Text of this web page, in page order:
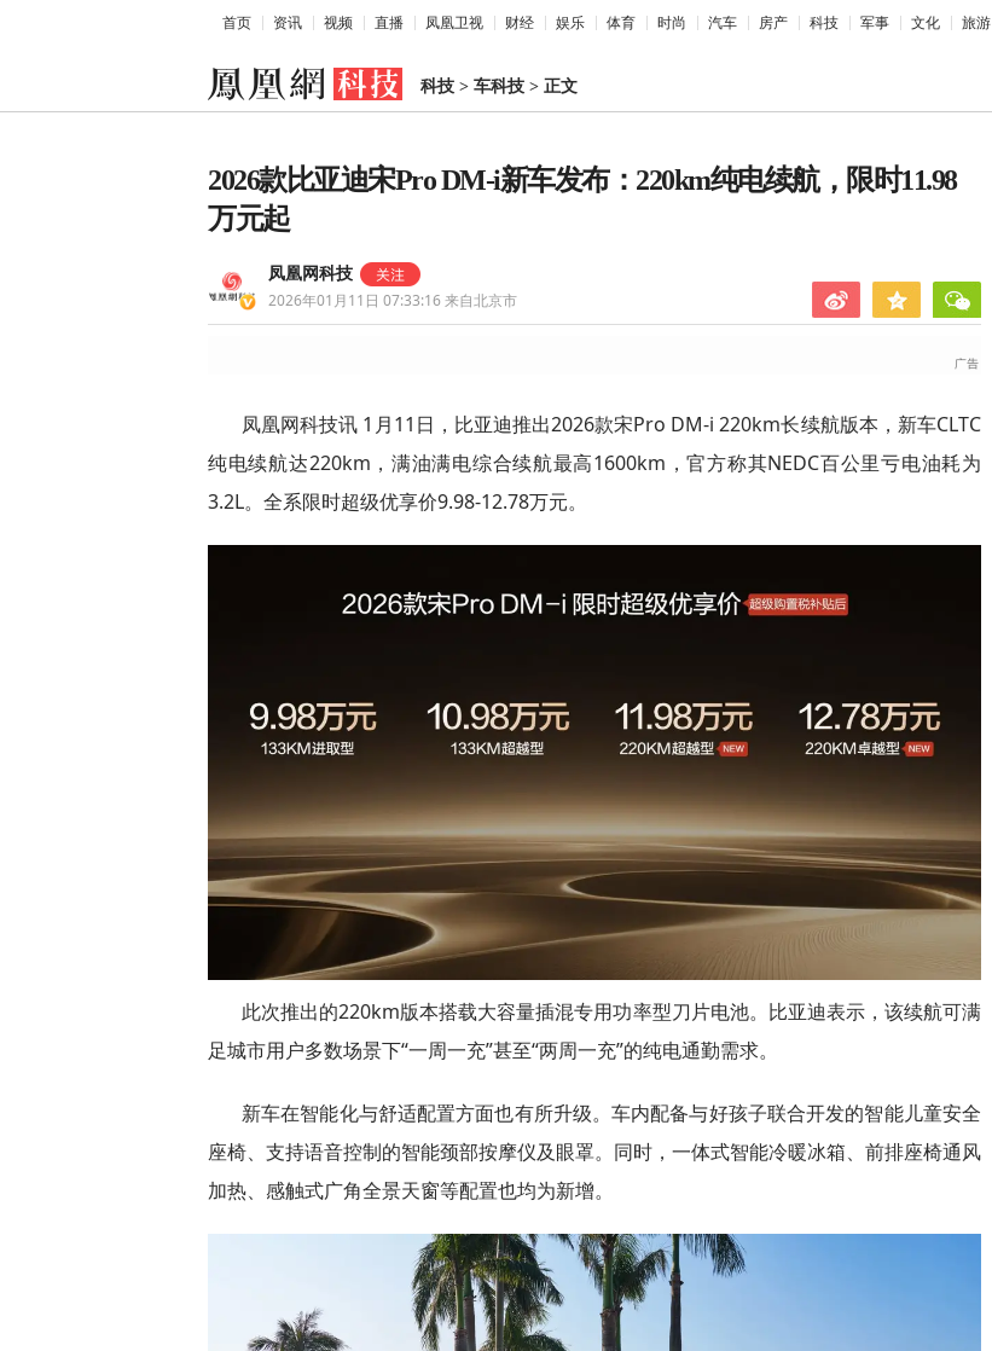
首页 资讯 视频 直播 凤凰卫视 财经 娱乐 体育 时尚 汽车 房产 科技 军事 文化 旅游
科技 > 车科技 > 正文
2026款比亚迪宋Pro DM-i新车发布：220km纯电续航，限时11.98
万元起
凤凰网科技
2026年01月11日 07:33:16来自北京市
凤凰网科技讯 1月11日，比亚迪推出2026款宋Pro DM-i 220km长续航版本，新车CLTC
纯电续航达220km，满油满电综合续航最高1600km，官方称其NEDC百公里亏电油耗为
3.2L。全系限时超级优享价9.98-12.78万元。
此次推出的220km版本搭载大容量插混专用功率型刀片电池。比亚迪表示，该续航可满
足城市用户多数场景下“一周一充”甚至“两周一充”的纯电通勤需求。
新车在智能化与舒适配置方面也有所升级。车内配备与好孩子联合开发的智能儿童安全
座椅、支持语音控制的智能颈部按摩仪及眼罩。同时，一体式智能冷暖冰箱、前排座椅通风
加热、感触式广角全景天窗等配置也均为新增。